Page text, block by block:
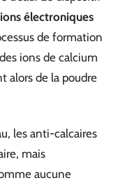
électroniques
de formation
ions de calcium
alors de la poudre
les anti-calcaires
mais
aucune